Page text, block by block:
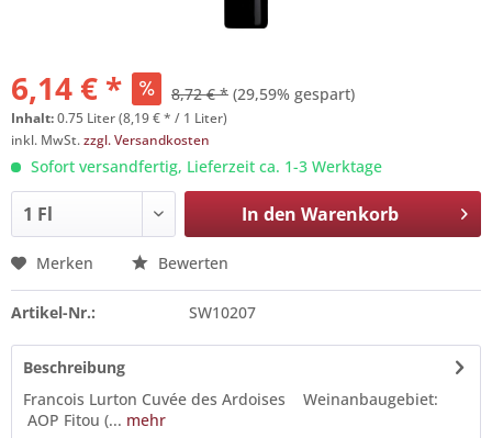
6,14 € * 8,72 € * (29,59% gespart)
Inhalt:0.75 Liter (8,19 € * / 1 Liter)
inkl. MwSt.zzgl. Versandkosten
Sofort versandfertig, Lieferzeit ca. 1-3 Werktage
In den Warenkorb
Merken Bewerten
Artikel-Nr.: SW10207
Beschreibung
Francois Lurton Cuvée des Ardoises Weinanbaugebiet:
AOP Fitou (... mehr